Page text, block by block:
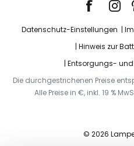
Datenschutz-Einstellungen
Hinweis zur
Entsorgungs-
Die durchgestrichenen Preise
Alle Preise in €, inkl. 19 %
© 2026